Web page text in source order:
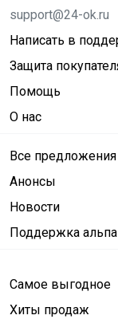
support@24-ok.ru
Написать в
Защита
Помощь
О нас
Все предложения
Анонсы
Новости
Поддержка
Самое выгодное
Хиты продаж